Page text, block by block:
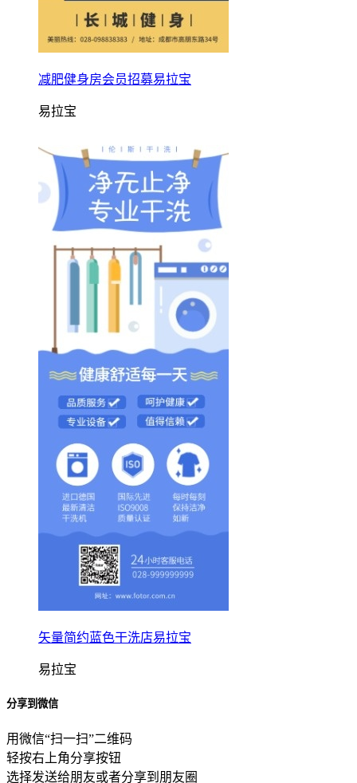
减肥健身房会员招募易拉宝
易拉宝
矢量简约蓝色干洗店易拉宝
易拉宝
分享到微信
用微信“扫一扫”二维码
轻按右上角分享按钮
选择发送给朋友或者分享到朋友圈